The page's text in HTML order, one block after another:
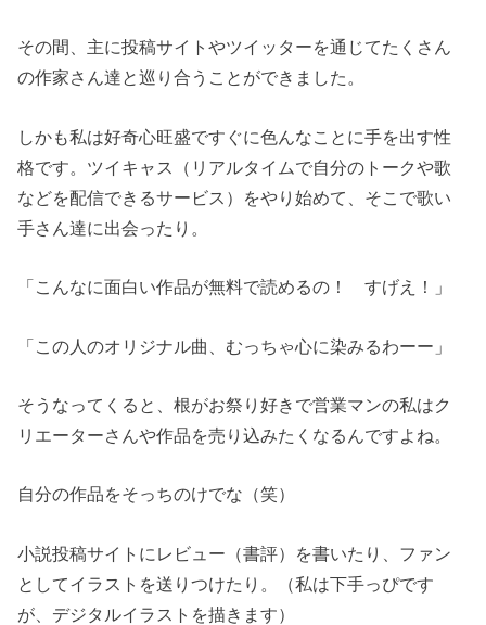
その間、主に投稿サイトやツイッターを通じてたくさん
の作家さん達と巡り合うことができました。
しかも私は好奇心旺盛ですぐに色んなことに手を出す性
格です。ツイキャス（リアルタイムで自分のトークや歌
などを配信できるサービス）をやり始めて、そこで歌い
手さん達に出会ったり。
「こんなに面白い作品が無料で読めるの！ すげえ！」
「この人のオリジナル曲、むっちゃ心に染みるわーー」
そうなってくると、根がお祭り好きで営業マンの私はク
リエーターさんや作品を売り込みたくなるんですよね。
自分の作品をそっちのけでな（笑）
小説投稿サイトにレビュー（書評）を書いたり、ファン
としてイラストを送りつけたり。（私は下手っぴです
が、デジタルイラストを描きます）